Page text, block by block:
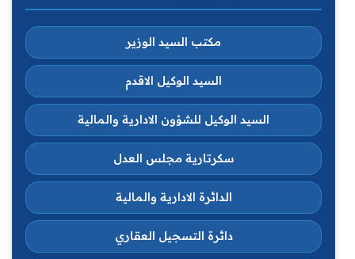
مكتب السيد الوزير
السيد الوكيل الاقدم
السيد الوكيل للشؤون الادارية والمالية
سكرتارية مجلس العدل
الدائرة الادارية والمالية
دائرة التسجيل العقاري